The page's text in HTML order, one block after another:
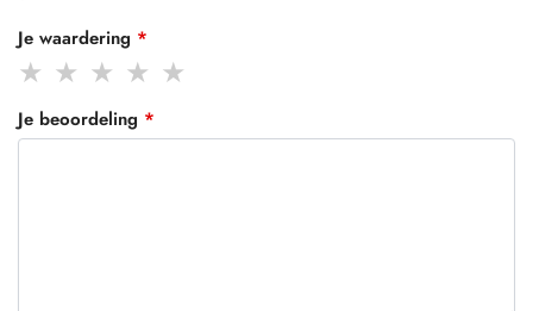
Je waardering *
Je beoordeling *